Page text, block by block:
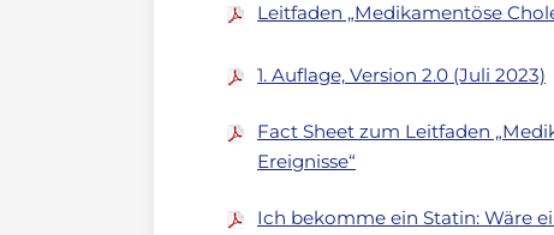
Leitfaden „Medikamentöse
1. Auflage, Version 2.0 (Juli 2023)
Fact Sheet zum Leitfaden
Ereignisse“
Ich bekomme ein Statin: Wäre